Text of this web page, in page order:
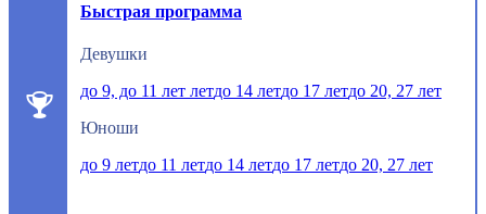
Быстрая программа
Девушки
до 9, до 11 лет летдо 14 летдо 17 летдо 20, 27 лет
Юноши
до 9 летдо 11 летдо 14 летдо 17 летдо 20, 27 лет